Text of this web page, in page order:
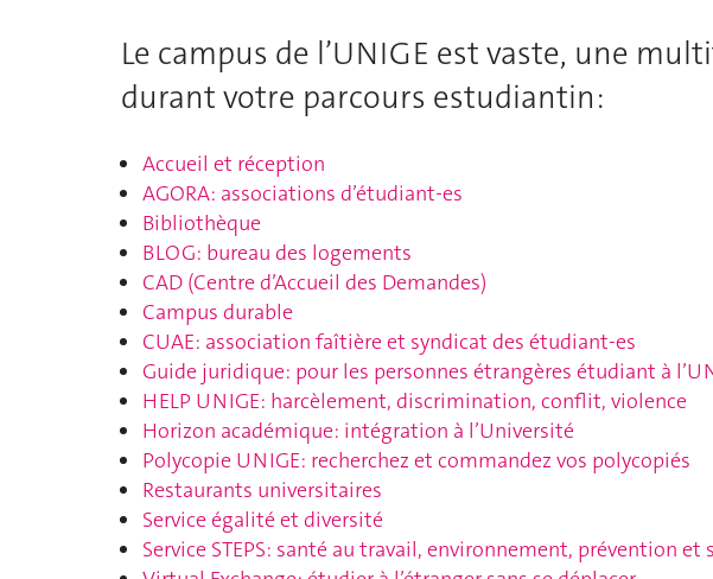
Le campus de l’UNIGE est vaste, une
durant votre parcours estudiantin:
Accueil et réception
AGORA: associations d’étudiant-es
Bibliothèque
BLOG: bureau des logements
CAD (Centre d’Accueil des Demandes)
Campus durable
CUAE: association faîtière et syndicat des étudiant-es
Guide juridique: pour les personnes étrangères étudiant à
HELP UNIGE: harcèlement, discrimination, conflit, violence
Horizon académique: intégration à l’Université
Polycopie UNIGE: recherchez et commandez vos polycopiés
Restaurants universitaires
Service égalité et diversité
Service STEPS: santé au travail, environnement, prévention et